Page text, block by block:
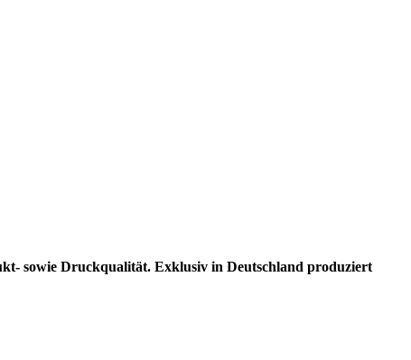
sowie Druckqualität. Exklusiv in Deutschland produziert